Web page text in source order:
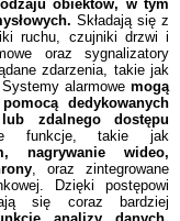
obiektów, w tym
Składają się z
ruchu, czujniki drzwi i
oraz sygnalizatory
zdarzenia, takie jak
alarmowe mogą
dedykowanych
zdalnego dostępu
funkcje, takie jak
nagrywanie wideo,
, oraz zintegrowane
Dzięki postępowi
się coraz bardziej